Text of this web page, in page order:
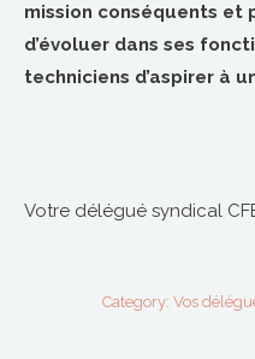
mission conséquents et
d’évoluer dans ses
techniciens d’aspirer à
Votre délégué syndical
Category: Vos